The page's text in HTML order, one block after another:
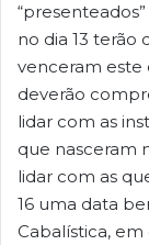
no dia 13 terão
venceram este
deverão
lidar com as
que nasceram
lidar com as
16 uma data
Cabalística, em